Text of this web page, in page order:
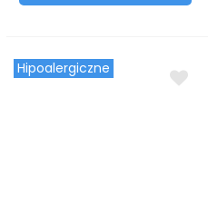
Hipoalergiczne